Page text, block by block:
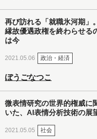
再び訪れる「就職氷河期」。
縁故優遇政権を終わらせる
は今
2021.05.06 政治・経済
ぼうごなつこ
微表情研究の世界的権威に
いた、AI表情分析技術の展
2021.05.05 社会